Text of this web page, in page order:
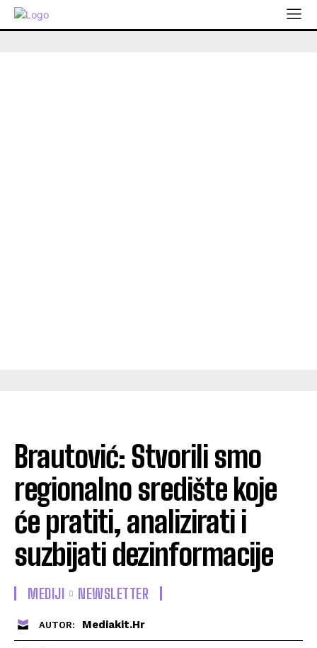
Brautović: Stvorili smo
regionalno središte koje
će pratiti, analizirati i
suzbijati dezinformacije
MEDIJI NEWSLETTER
AUTOR: Mediakit.hr